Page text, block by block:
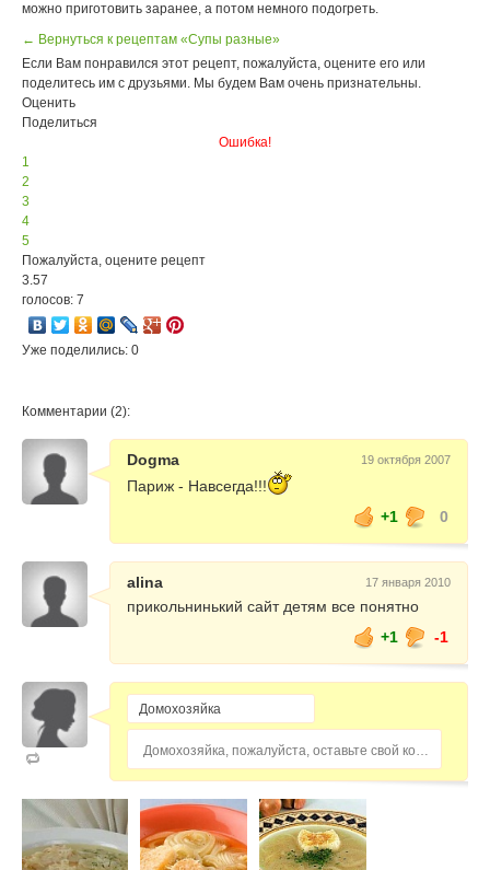
можно приготовить заранее, а потом немного подогреть.
← Вернуться к рецептам «Супы разные»
Если Вам понравился этот рецепт, пожалуйста, оцените его или
поделитесь им с друзьями. Мы будем Вам очень признательны.
Оценить
Поделиться
Ошибка!
1
2
3
4
5
Пожалуйста, оцените рецепт
3.57
голосов: 7
Уже поделились: 0
Комментарии (2):
Dogma 19 октября 2007
Париж - Навсегда!!!
+1
0
alina 17 января 2010
прикольнинький сайт детям все понятно
+1
-1
Домохозяйка, пожалуйста, оставьте свой комментарий...